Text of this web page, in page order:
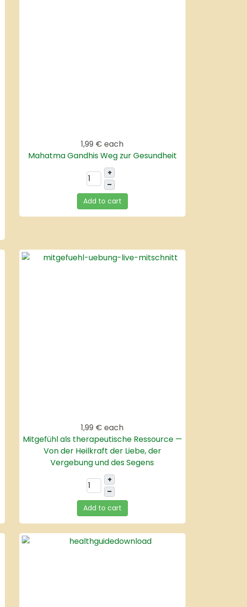
1,99 € each
Mahatma Gandhis Weg zur Gesundheit
+
–
Add to cart
1,99 € each
Mitgefühl als therapeutische Ressource —
Von der Heilkraft der Liebe, der
Vergebung und des Segens
+
–
Add to cart